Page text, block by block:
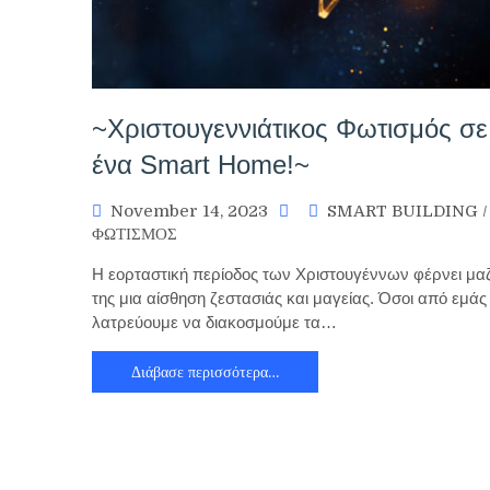
~Χριστουγεννιάτικος Φωτισμός σε
ένα Smart Home!~
November 14, 2023 SMART BUILDING /
ΦΩΤΙΣΜΟΣ
Η εορταστική περίοδος των Χριστουγέννων φέρνει
της μια αίσθηση ζεστασιάς και μαγείας. Όσοι από εμάς
λατρεύουμε να διακοσμούμε τα…
Διάβασε περισσότερα…